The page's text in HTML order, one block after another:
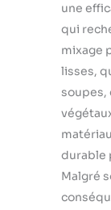
une
qui
mixage
lisses,
soupes,
durable
Malgré